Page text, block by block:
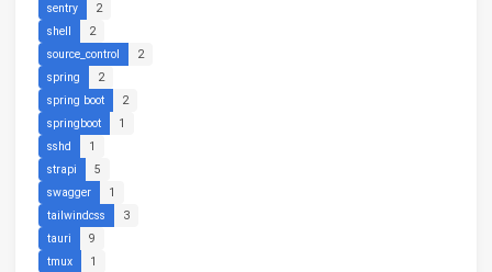
sentry
2
shell
2
source_control
2
spring
2
spring boot
2
springboot
1
sshd
1
strapi
5
swagger
1
tailwindcss
3
tauri
9
tmux
1